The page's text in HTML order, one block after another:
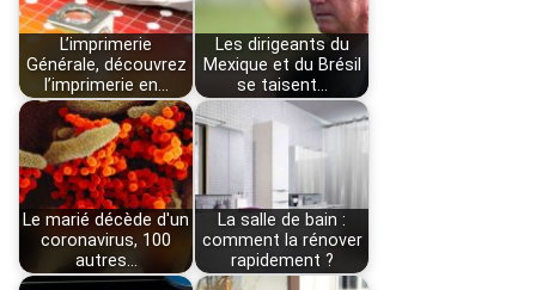
L’imprimerie
Générale, découvrez
l’imprimerie en…
Les dirigeants du
Mexique et du Brésil
se taisent…
Le marié décède d'un
coronavirus, 100
autres…
La salle de bain :
comment la rénover
rapidement ?